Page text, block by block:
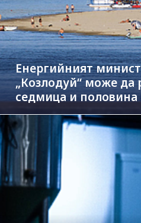
Енергийният
„Козлодуй“ може да
седмица и
на Дунав